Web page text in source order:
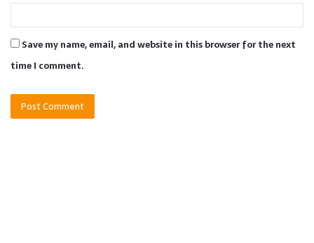
Save my name, email, and website in this browser for the next
time I comment.